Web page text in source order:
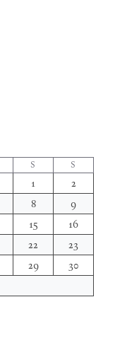
S S
1
2
8
9
15
16
22
23
29
30